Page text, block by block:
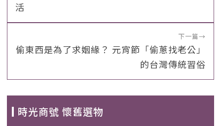
活
下一篇→
偷東西是為了求姻緣？ 元宵節「偷蔥找老公」
的台灣傳統習俗
時光商號 懷舊選物